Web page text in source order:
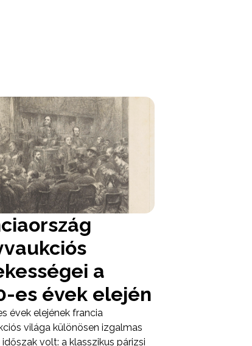
a
es évek elején
évek elejének francia
világa különösen izgalmas
volt: a klasszikus párizsi